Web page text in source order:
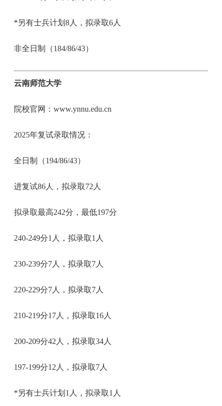
*另有士兵计划8人，拟录取6人
非全日制（184/86/43）
云南师范大学
院校官网：www.ynnu.edu.cn
2025年复试录取情况：
全日制（194/86/43）
进复试86人，拟录取72人
拟录取最高242分，最低197分
240-249分1人，拟录取1人
230-239分7人，拟录取7人
220-229分7人，拟录取7人
210-219分17人，拟录取16人
200-209分42人，拟录取34人
197-199分12人，拟录取7人
*另有士兵计划1人，拟录取1人